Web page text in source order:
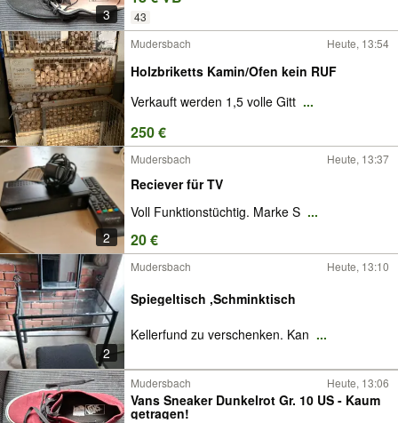
3
43
Mudersbach
Heute, 13:54
Holzbriketts Kamin/Ofen kein RUF
Verkauft werden 1,5 volle Gitt ...
250 €
2
Mudersbach Heute, 13:37
Reciever für TV
Voll Funktionstüchtig. Marke S ...
20 €
2
Mudersbach Heute, 13:10
Spiegeltisch ,Schminktisch
Kellerfund zu verschenken. Kan ...
Mudersbach Heute, 13:06
Vans Sneaker Dunkelrot Gr. 10 US - Kaum
getragen!